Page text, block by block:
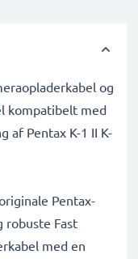
og
kompatibelt med
af Pentax K-1 II K-
Pentax-
robuste Fast
med en